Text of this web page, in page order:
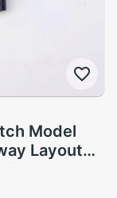
Model
Layout